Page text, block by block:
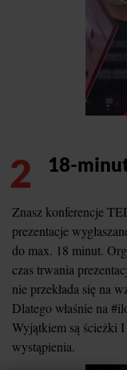
2 18-
Znasz konferencje
prezentacje
do max. 18 minut.
czas trwania
nie przekłada się na
Dlatego właśnie na
Wyjątkiem są ścieżki
wystąpienia.